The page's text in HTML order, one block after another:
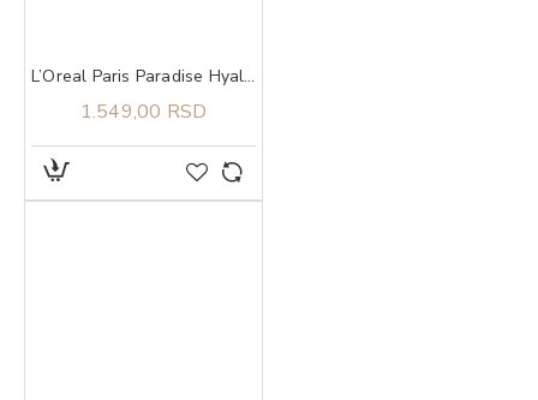
L’Oreal Paris Paradise Hyaluron Tint serum za usne u boji 601 Worth It
1.549,00 RSD